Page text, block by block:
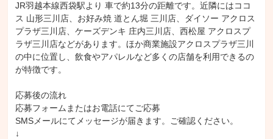
JR羽越本線西袋駅より 車で約13分の距離です。近隣にはココ
ス 山形三川店、お好み焼 道とん堀 三川店、ダイソー アクロス
プラザ三川店、ケーズデンキ 庄内三川店、西松屋 アクロスプ
ラザ三川店などがあります。ほか商業施設アクロスプラザ三川
の中に位置し、飲食やアパレルなど多くの店舗を利用できるの
が特徴です。
応募後の流れ
応募フォームまたはお電話にてご応募
SMSメールにてメッセージが届きます。ご確認ください。
↓